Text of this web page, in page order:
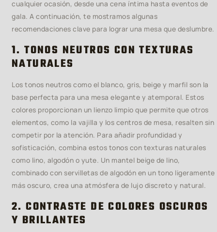
cualquier ocasión, desde una cena íntima hasta eventos de
gala. A continuación, te mostramos algunas
recomendaciones clave para lograr una mesa que deslumbre.
1. TONOS NEUTROS CON TEXTURAS
NATURALES
Los tonos neutros como el blanco, gris, beige y marfil son la
base perfecta para una mesa elegante y atemporal. Estos
colores proporcionan un lienzo limpio que permite que otros
elementos, como la vajilla y los centros de mesa, resalten sin
competir por la atención. Para añadir profundidad y
sofisticación, combina estos tonos con texturas naturales
como lino, algodón o yute. Un mantel beige de lino,
combinado con servilletas de algodón en un tono ligeramente
más oscuro, crea una atmósfera de lujo discreto y natural.
2. CONTRASTE DE COLORES OSCUROS
Y BRILLANTES